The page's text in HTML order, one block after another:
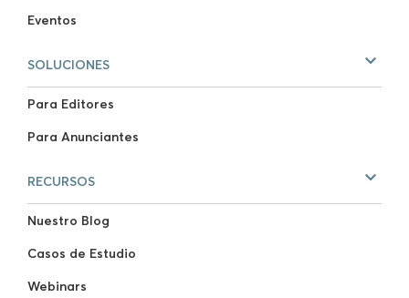
Eventos
SOLUCIONES
Para Editores
Para Anunciantes
RECURSOS
Nuestro Blog
Casos de Estudio
Webinars